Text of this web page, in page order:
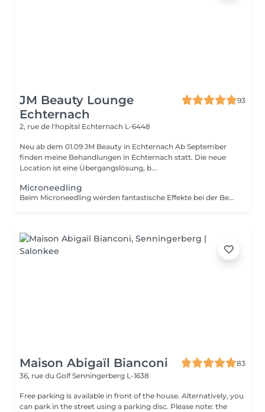
JM Beauty Lounge
Echternach
93
2, rue de l'hopital Echternach L-6448
Neu ab dem 01.09 JM Beauty in Echternach Ab September
finden meine Behandlungen in Echternach statt. Die neue
Location ist eine Übergangslösung, b...
Microneedling
Beim Microneedling werden fantastische Effekte bei der Behandlung von Narbengewebe, Hautunebenheiten und Fältchen erzielt sowie die Hautverjüngung und Straffung gefördert. Diese Methode bereitet durch gezielte Micro-Perforation einerseits Ihre Haut auf das Einschleusen hoch wirksamer Wirkstoffkombinationen in tiefe Hautschichten vor. Andererseits werden durch die Micro-Nadeln winzige Verletzungen signalisiert. Dies regt die Haut zur Erneuerung an und löst die hauteigene Ausschüttung von Elastin, Kollagen und Hyaluronsäure aus. -ANTI-AGING -ANREGUNG DER ZELLREGENERATION -PORENVERFEINERUNG -NARBENBEHANDLUNG -REDUZIERUNG VON PIGMENTFLECKEN -VERBESSERTE WIRKSTOFFAUFNAHME
Maison Abigaïl Bianconi
83
36, rue du GolfSenningerberg L-1638
Free parking is available in front of the house. Alternatively, you
can park in the street using a parking disc. Please note: the